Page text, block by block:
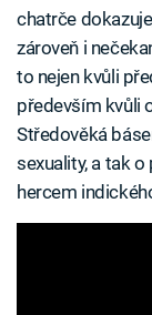
chatrče
zároveň i
to nejen kvůli
především kvůli
Středověká
sexuality, a tak
hercem